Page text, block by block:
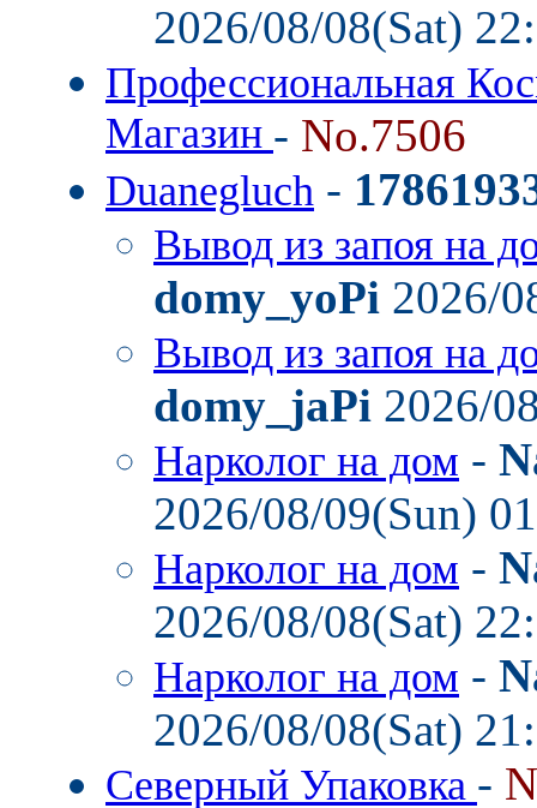
2026/08/08(Sat)
Профессиональная
Магазин - No.7506
Duanegluch -
Вывод из запоя на
domy_yoPi 2026/
Вывод из запоя на
domy_jaPi 2026/
Нарколог на дом -
2026/08/09(Sun)
Нарколог на дом -
2026/08/08(Sat)
Нарколог на дом -
2026/08/08(Sat)
Северный Упаковка -